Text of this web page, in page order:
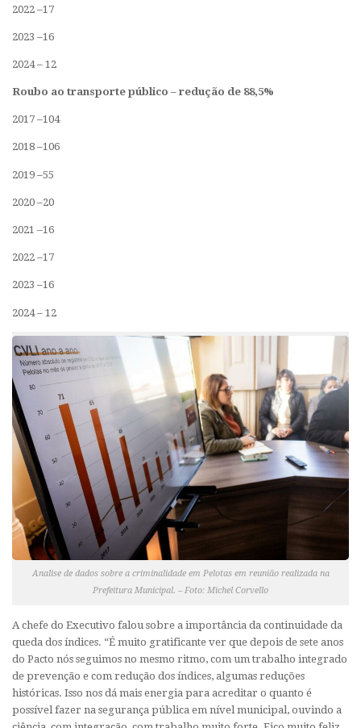
2022 –17
2023 –16
2024 – 12
Roubo ao transporte público – redução de 88,5%
2017 –104
2018 –106
2019 –55
2020 –20
2021 –16
2022 –17
2023 –16
2024 – 12
Analise de dados sobre a criminalidade em Pelotas em reunião realizada na
Prefeitura Municipal. – Foto: Michel Corvello
A chefe do Executivo falou sobre a importância da continuidade da
queda dos índices. “É muito gratificante ver que depois de sete anos
do Pacto nós seguimos no mesmo ritmo, com um trabalho integrado
de prevenção e com redução dos índices, algumas reduções
históricas. Isso nos dá mais energia para acreditar o quanto é
possível fazer na segurança pública em nível municipal, ouvindo a